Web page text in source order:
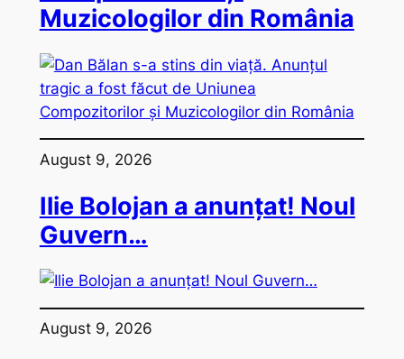
Muzicologilor din România
August 9, 2026
Ilie Bolojan a anunțat! Noul
Guvern…
August 9, 2026